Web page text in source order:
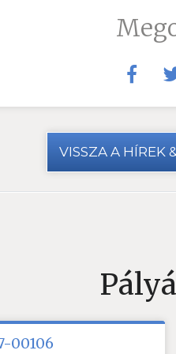
VISSZA A HÍREK
00106